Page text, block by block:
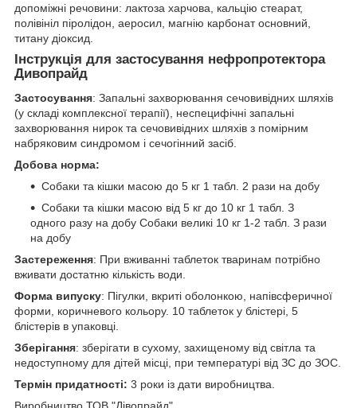
допоміжні речовини: лактоза харчова, кальцію стеарат,
полівініл піролідон, аеросил, магнію карбонат основний,
титану діоксид.
Інструкція для застосування нефропротектора
Дивопрайд
Застосування: Запальні захворювання сечовивідних шляхів
(у складі комплексної терапії), неспецифічні запальні
захворювання нирок та сечовивідних шляхів з помірним
набряковим синдромом і сечогінний засіб.
Добова норма:
Собаки та кішки масою до 5 кг 1 табл. 2 рази на добу
Собаки та кішки масою від 5 кг до 10 кг 1 табл. З
одного разу на добу Собаки великі 10 кг 1-2 табл. З рази
на добу
Застереження: При вживанні таблеток тваринам потрібно
вживати достатню кількість води.
Форма випуску: Пігулки, вкриті оболонкою, напівсферичної
форми, коричневого кольору. 10 таблеток у блістері, 5
блістерів в упаковці.
Зберігання: зберігати в сухому, захищеному від світла та
недоступному для дітей місці, при температурі від ЗС до ЗОС.
Термін придатності: 3 роки із дати виробництва.
Виробництво ТОВ "Дівопрайд"